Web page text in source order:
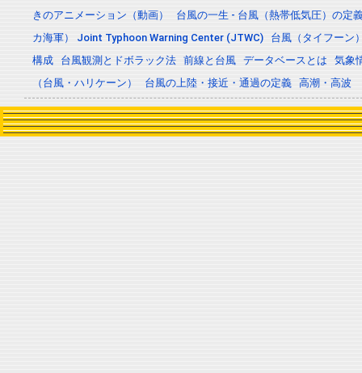
きのアニメーション（動画）
台風の一生 - 台風（熱帯低気圧）の定
カ海軍） Joint Typhoon Warning Center (JTWC)
台風（タイフーン
構成
台風観測とドボラック法 前線と台風 データベースとは
気象
（台風・ハリケーン）
台風の上陸・接近・通過の定義 高潮・高波